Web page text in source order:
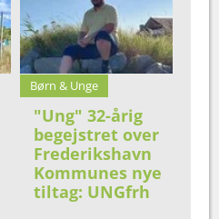
Børn & Unge
"Ung" 32-årig
begejstret over
Frederikshavn
Kommunes nye
tiltag: UNGfrh